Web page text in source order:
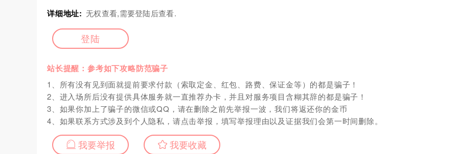
详细地址: 无权查看,需要登陆后查看.
登陆
站长提醒：参考如下攻略防范骗子
1、所有没有见到面就提前要求付款（索取定金、红包、路费、保证金等）的都是骗子！
2、进入场所后没有提供具体服务就一直推荐办卡，并且对服务项目含糊其辞的都是骗子！
3、如果你加上了骗子的微信或QQ，请在删除之前先举报一波，我们将返还你的金币
4、如果联系方式涉及到个人隐私，请点击举报，填写举报理由以及证据我们会第一时间删除。
我要举报 我要收藏